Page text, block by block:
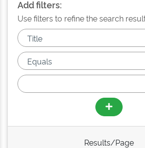
Add filters:
Use filters to refine the search
Results/Page